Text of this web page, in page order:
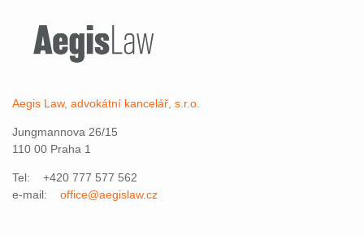
Aegis Law, advokátní kancelář, s.r.o.
Jungmannova 26/15
110 00 Praha 1
Tel: +420 777 577 562
e-mail: office@aegislaw.cz